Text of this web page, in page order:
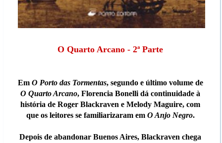
O Quarto Arcano - 2ª Parte
Em O Porto das Tormentas, segundo e último volume de
O Quarto Arcano, Florencia Bonelli dá continuidade à
história de Roger Blackraven e Melody Maguire, com
que os leitores se familiarizaram em O Anjo Negro.
Depois de abandonar Buenos Aires, Blackraven chega